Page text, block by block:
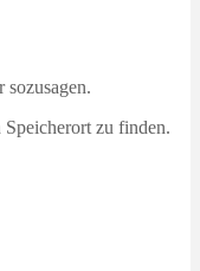
sozusagen.
zu finden.